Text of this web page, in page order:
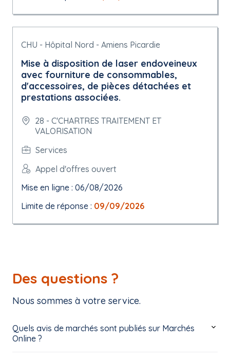
CHU - Hôpital Nord - Amiens Picardie
Mise à disposition de laser endoveineux
avec fourniture de consommables,
d'accessoires, de pièces détachées et
prestations associées.
28 - C'CHARTRES TRAITEMENT ET
VALORISATION
Services
Appel d'offres ouvert
Mise en ligne : 06/08/2026
Limite de réponse : 09/09/2026
Des questions ?
Nous sommes à votre service.
Quels avis de marchés sont publiés sur Marchés
Online ?